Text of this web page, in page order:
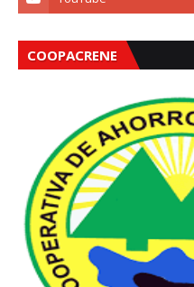
COOPACRENE